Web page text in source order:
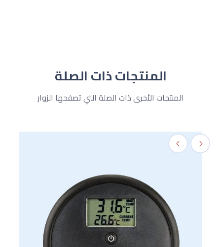
المنتجات ذات الصلة
المنتجات الأخرى ذات الصلة التي تصفحها الزوار